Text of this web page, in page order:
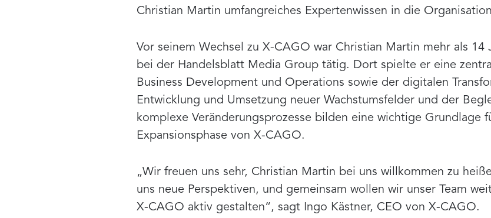
Christian Martin umfangreiches Expertenwissen in die
Vor seinem Wechsel zu X-CAGO war Christian Martin mehr als
bei der Handelsblatt Media Group tätig. Dort spielte er eine
Business Development und Operations sowie der digitalen
Entwicklung und Umsetzung neuer Wachstumsfelder und der
komplexe Veränderungsprozesse bilden eine wichtige Grundlage
Expansionsphase von X-CAGO.
„Wir freuen uns sehr, Christian Martin bei uns willkommen zu
uns neue Perspektiven, und gemeinsam wollen wir unser Team
X-CAGO aktiv gestalten“, sagt Ingo Kästner, CEO von X-CAGO.